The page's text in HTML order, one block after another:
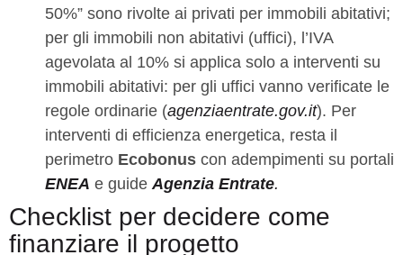
50%” sono rivolte ai privati per immobili abitativi;
per gli immobili non abitativi (uffici), l’IVA
agevolata al 10% si applica solo a interventi su
immobili abitativi: per gli uffici vanno verificate le
regole ordinarie (agenziaentrate.gov.it). Per
interventi di efficienza energetica, resta il
perimetro Ecobonus con adempimenti su portali
ENEA e guideAgenzia Entrate.
Checklist per decidere come
finanziare il progetto